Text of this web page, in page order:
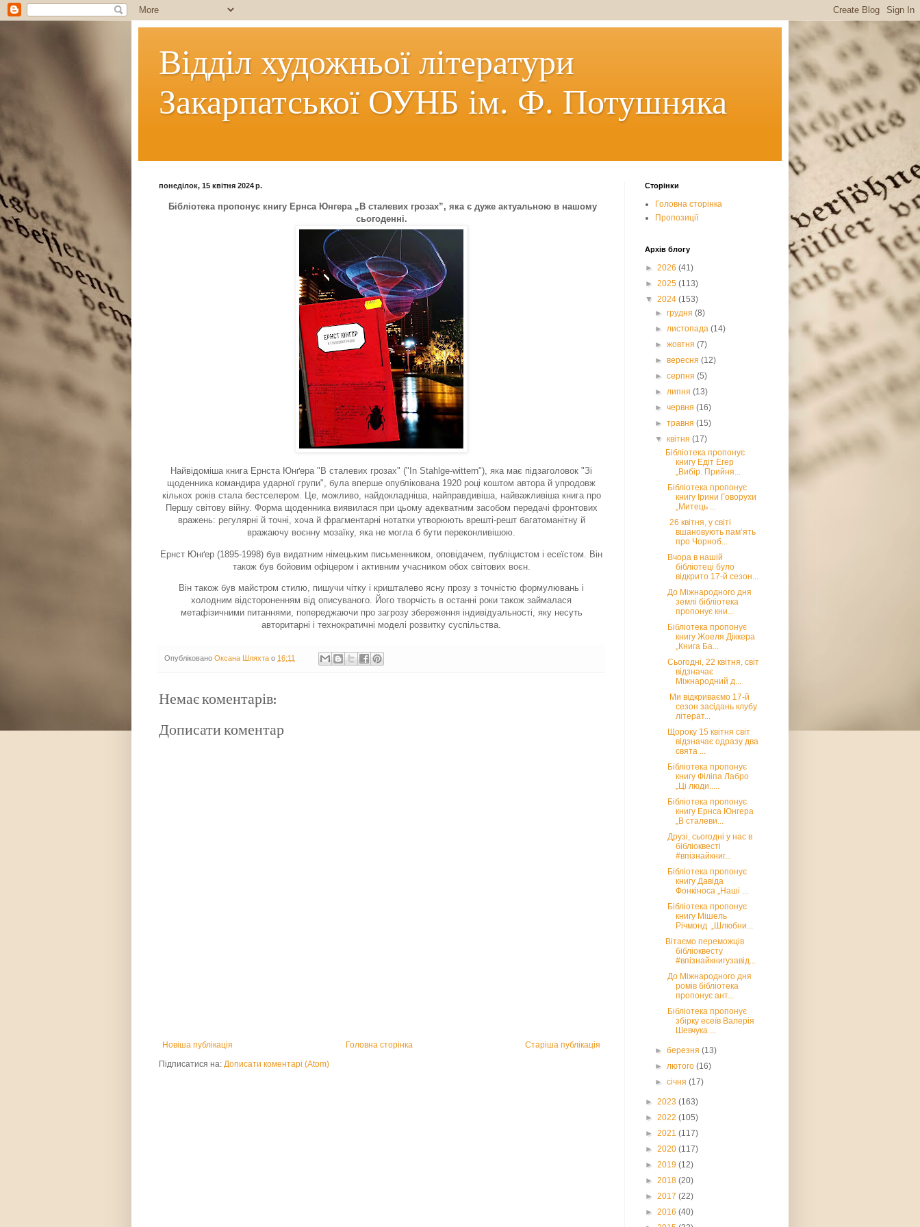
Відділ художньої літератури
Закарпатської ОУНБ ім. Ф. Потушняка
понеділок, 15 квітня 2024 р.
Бібліотека пропонує книгу Ернса Юнгера „В сталевих грозах”, яка є дуже актуальною в нашому
сьогоденні.
Найвідоміша книга Ернста Юнґера "В сталевих грозах" ("In Stahlge-wittern"), яка має підзаголовок "Зі
щоденника командира ударної групи", була вперше опублікована 1920 році коштом автора й упродовж
кількох років стала бестселером. Це, можливо, найдокладніша, найправдивіша, найважливіша книга про
Першу світову війну. Форма щоденника виявилася при цьому адекватним засобом передачі фронтових
вражень: регулярні й точні, хоча й фрагментарні нотатки утворюють врешті-решт багатоманітну й
вражаючу воєнну мозаїку, яка не могла б бути переконливішою.
Ернст Юнґер (1895-1998) був видатним німецьким письменником, оповідачем, публіцистом і есеїстом. Він
також був бойовим офіцером і активним учасником обох світових воєн.
Він також був майстром стилю, пишучи чітку і кришталево ясну прозу з точністю формулювань і
холодним відстороненням від описуваного. Його творчість в останні роки також займалася
метафізичними питаннями, попереджаючи про загрозу збереження індивідуальності, яку несуть
авторитарні і технократичні моделі розвитку суспільства.
Опубліковано Оксана Шляхта о 16:11
Немає коментарів:
Дописати коментар
Новіша публікація Старіша публікація
Головна сторінка
Підписатися на: Дописати коментарі (Atom)
Сторінки
Головна сторінка
Пропозиції
Архів блогу
► 2026 (41)
► 2025 (113)
▼ 2024 (153)
►грудня(8)
►листопада(14)
►жовтня(7)
►вересня(12)
►серпня(5)
►липня(13)
►червня(16)
►травня(15)
▼квітня(17)
Бібліотека пропонує
книгу Едіт Егер
„Вибір. Прийня...
Бібліотека пропонує
книгу Ірини Говорухи
„Митець ...
26 квітня, у світі
вшановують пам’ять
про Чорноб...
Вчора в нашій
бібліотеці було
відкрито 17-й сезон...
До Міжнародного дня
землі бібліотека
пропонує кни...
Бібліотека пропонує
книгу Жоеля Діккера
„Книга Ба...
Сьогодні, 22 квітня, світ
відзначає
Міжнародний д...
Ми відкриваємо 17-й
сезон засідань клубу
літерат...
Щороку 15 квітня світ
відзначає одразу два
свята ...
Бібліотека пропонує
книгу Філіпа Лабро
„Ці люди.....
Бібліотека пропонує
книгу Ернса Юнгера
„В сталеви...
Друзі, сьогодні у нас в
бібліоквесті
#впізнайкниг...
Бібліотека пропонує
книгу Давіда
Фонкіноса „Наші ...
Бібліотека пропонує
книгу Мішель
Річмонд „Шлюбни...
Вітаємо переможців
бібліоквесту
#впізнайкнигузавід...
До Міжнародного дня
ромів бібліотека
пропонує ант...
Бібліотека пропонує
збірку есеїв Валерія
Шевчука ...
►березня(13)
►лютого(16)
►січня(17)
► 2023 (163)
► 2022 (105)
► 2021 (117)
► 2020 (117)
► 2019 (12)
► 2018 (20)
► 2017 (22)
► 2016 (40)